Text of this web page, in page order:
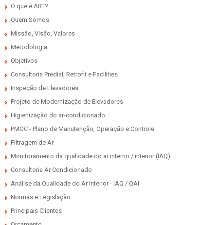
O que é ART?
Quem Somos
Missão, Visão, Valores
Metodologia
Objetivos
Consultoria Predial, Retrofit e Facilities
Inspeção de Elevadores
Projeto de Modernização de Elevadores
Higienização do ar-condicionado
PMOC - Plano de Manutenção, Operação e Controle
Filtragem de Ar
Monitoramento da qualidade do ar interno / interior (IAQ)
Consultoria Ar Condicionado
Análise da Qualidade do Ar Interior - IAQ / QAI
Normas e Legislação
Principais Clientes